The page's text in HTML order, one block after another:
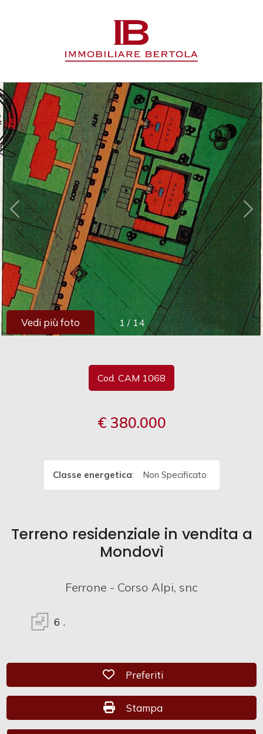
1 / 14
Vedi più foto
Cod. CAM 1068
€ 380.000
Classe energetica: Non Specificato
Terreno residenziale in vendita a
Mondovì
Ferrone - Corso Alpi, snc
6 .
Preferiti: Cod. CAM 1068
Preferiti
Stampa: Cod. CAM 1068
Stampa
IMMOBILI
SERVIZI
CONTATTI
Contratto
Qualsiasi
Vendita
Affitto
Scegli
dove
cercare
Provincia
Comune
Terreni